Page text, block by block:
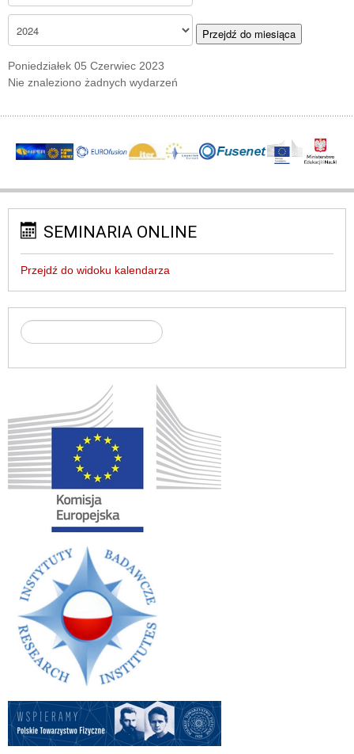
Przejdź do miesiąca
Poniedziałek 05 Czerwiec 2023
Nie znaleziono żadnych wydarzeń
SEMINARIA ONLINE
Przejdź do widoku kalendarza